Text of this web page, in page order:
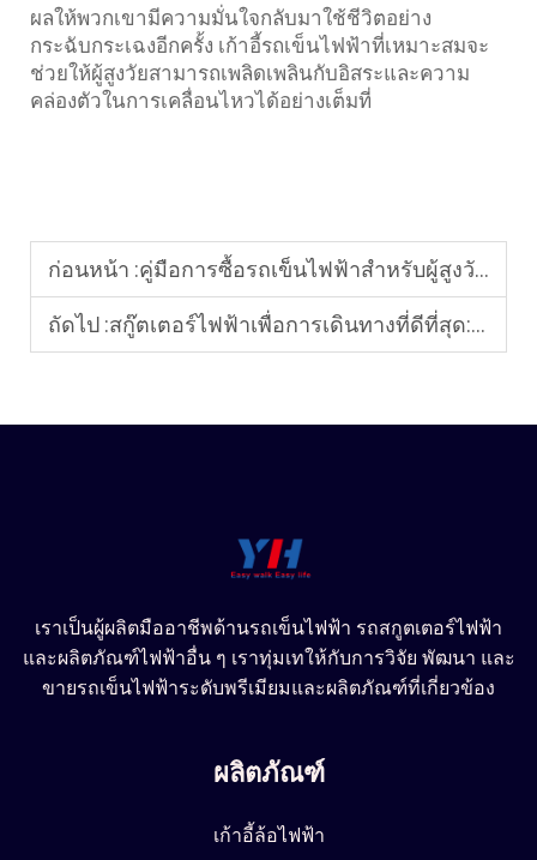
ผลให้พวกเขามีความมั่นใจกลับมาใช้ชีวิตอย่าง
กระฉับกระเฉงอีกครั้ง เก้าอี้รถเข็นไฟฟ้าที่เหมาะสมจะ
ช่วยให้ผู้สูงวัยสามารถเพลิดเพลินกับอิสระและความ
คล่องตัวในการเคลื่อนไหวได้อย่างเต็มที่
ก่อนหน้า :คู่มือการซื้อรถเข็นไฟฟ้าสำหรับผู้สูงวัย: คุณสมบัติด้านความปลอดภัยและเคล็ดลับเพื่อความสบาย
ถัดไป :สกู๊ตเตอร์ไฟฟ้าเพื่อการเดินทางที่ดีที่สุด: เหมาะสำหรับใช้ภายในบ้าน กลางแจ้ง และการเดินทาง
เราเป็นผู้ผลิตมืออาชีพด้านรถเข็นไฟฟ้า รถสกูตเตอร์ไฟฟ้า
และผลิตภัณฑ์ไฟฟ้าอื่น ๆ เราทุ่มเทให้กับการวิจัย พัฒนา และ
ขายรถเข็นไฟฟ้าระดับพรีเมียมและผลิตภัณฑ์ที่เกี่ยวข้อง
ผลิตภัณฑ์
เก้าอี้ล้อไฟฟ้า